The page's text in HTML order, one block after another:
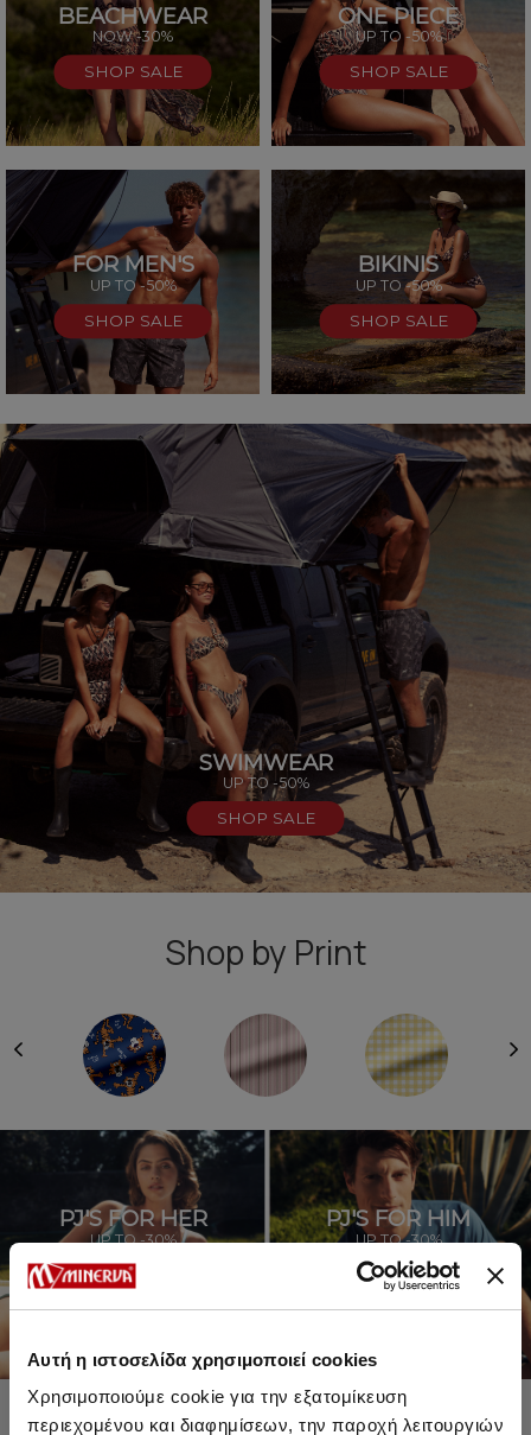
Αυτή η ιστοσελίδα χρησιμοποιεί cookies
Χρησιμοποιούμε cookie για την εξατομίκευση
περιεχομένου και διαφημίσεων, την παροχή λειτουργιών
BEACHWEAR
NOW -30%
SHOP SALE
ONE PIECE
UP TO -50%
SHOP SALE
FOR MEN'S
UP TO -50%
SHOP SALE
BIKINIS
UP TO -50%
SHOP SALE
SWIMWEAR
UP TO -50%
SHOP SALE
Shop by Print
PJ'S FOR HER
UP TO -30%
SHOP SALE
PJ'S FOR HIM
UP TO -30%
SHOP SALE